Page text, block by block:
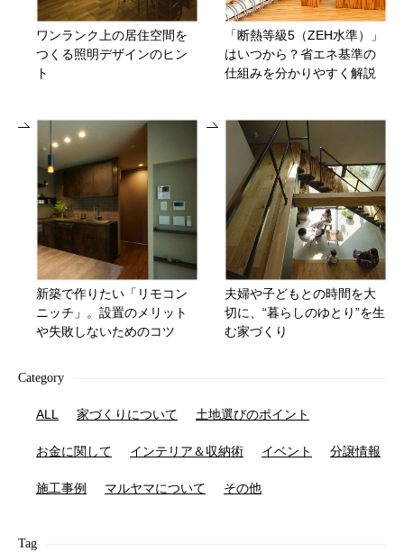
ワンランク上の居住空間を
つくる照明デザインのヒン
ト
「断熱等級5（ZEH水準）」
はいつから？省エネ基準の
仕組みを分かりやすく解説
新築で作りたい「リモコン
ニッチ」。設置のメリット
や失敗しないためのコツ
夫婦や子どもとの時間を大
切に、“暮らしのゆとり”を生
む家づくり
Category
ALL 家づくりについて 土地選びのポイント
お金に関して インテリア＆収納術 イベント 分譲情報
施工事例 マルヤマについて その他
Tag